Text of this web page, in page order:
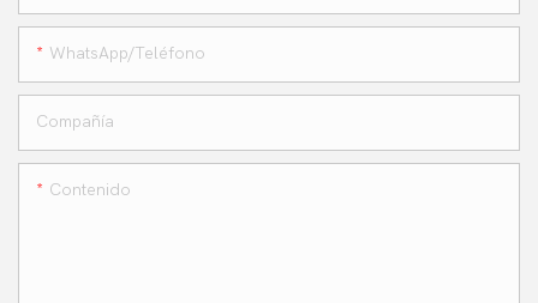
WhatsApp/teléfono
Compañía
Contenido